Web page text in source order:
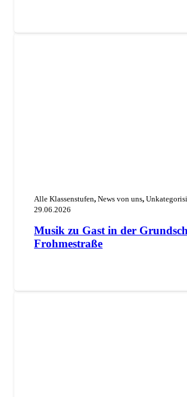
Alle Klassenstufen,News von uns,
29.06.2026
Musik zu Gast in der
Frohmestraße